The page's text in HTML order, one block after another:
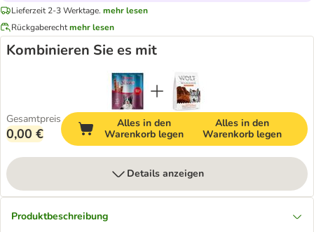
Lieferzeit 2-3 Werktage. mehr lesen
Rückgaberechtmehr lesen
Kombinieren Sie es mit
Gesamtpreis
0,00 €
Alles in den
Warenkorb legen
Alles in den
Warenkorb legen
Details anzeigen
Produktbeschreibung